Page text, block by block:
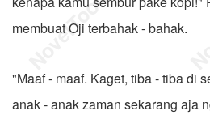
membuat Oji terbahak - bahak.
"Maaf - maaf. Kaget, tiba - tiba di
anak - anak zaman sekarang aja